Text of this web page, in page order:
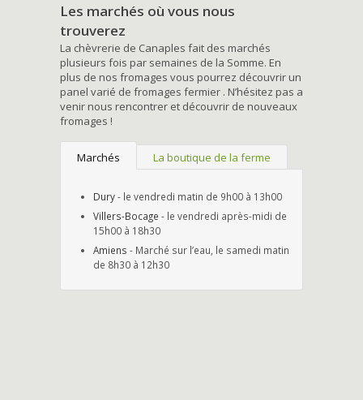
Les marchés où vous nous
trouverez
La chèvrerie de Canaples fait des marchés
plusieurs fois par semaines de la Somme. En
plus de nos fromages vous pourrez découvrir un
panel varié de fromages fermier . N’hésitez pas a
venir nous rencontrer et découvrir de nouveaux
fromages !
Marchés La boutique de la ferme
Dury- le vendredi matin de 9h00 à 13h00
Villers-Bocage - le vendredi après-midi de
15h00 à 18h30
Amiens - Marché sur l’eau, le samedi matin
de 8h30 à 12h30